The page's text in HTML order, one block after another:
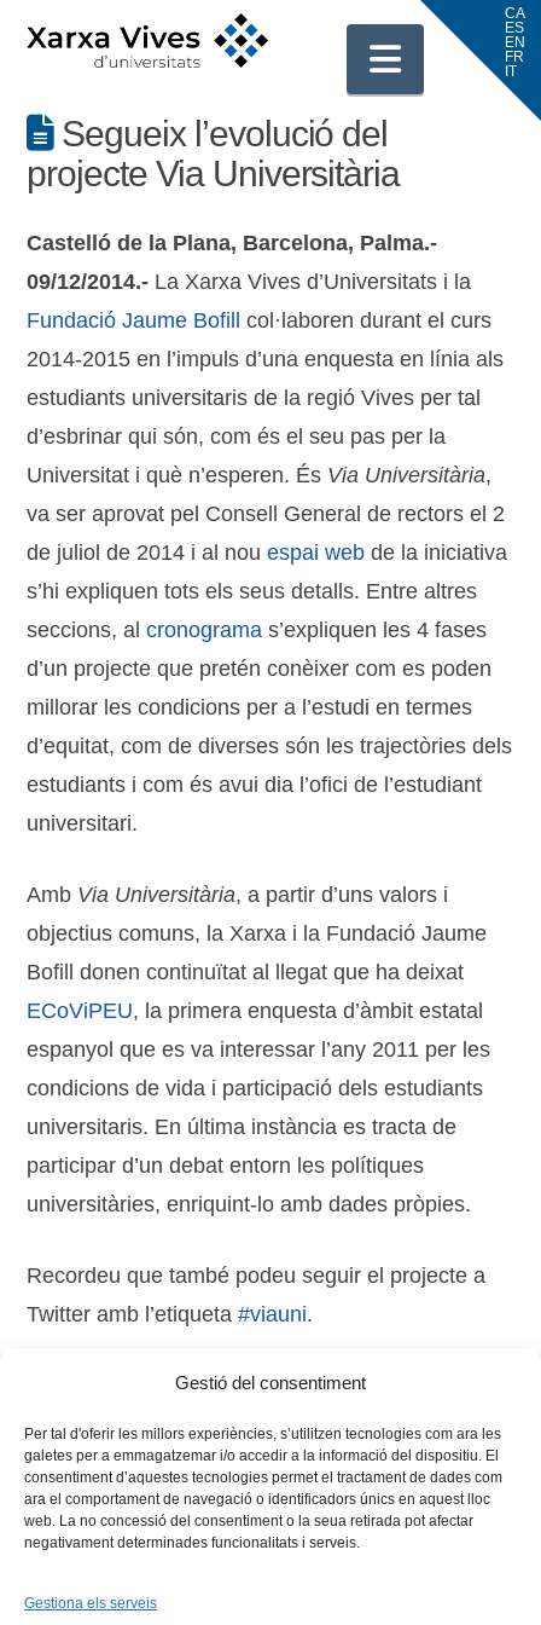
Gestió del consentiment
Per tal d'oferir les millors experiències, s’utilitzen tecnologies com ara les
galetes per a emmagatzemar i/o accedir a la informació del dispositiu. El
consentiment d’aquestes tecnologies permet el tractament de dades com
ara el comportament de navegació o identificadors únics en aquest lloc
web. La no concessió del consentiment o la seua retirada pot afectar
negativament determinades funcionalitats i serveis.
Gestiona els serveis
Segueix l’evolució del
projecte Via Universitària
Castelló de la Plana, Barcelona, Palma.-
09/12/2014.- La Xarxa Vives d’Universitats i la
Fundació Jaume Bofillcol·laboren durant el curs
2014-2015 en l’impuls d’una enquesta en línia als
estudiants universitaris de la regió Vives per tal
d’esbrinar qui són, com és el seu pas per la
Universitat i què n’esperen. És Via Universitària,
va ser aprovat pel Consell General de rectors el 2
de juliol de 2014 i al nouespai web de la iniciativa
s’hi expliquen tots els seus detalls. Entre altres
seccions, alcronograma s’expliquen les 4 fases
d’un projecte que pretén conèixer com es poden
millorar les condicions per a l’estudi en termes
d’equitat, com de diverses són les trajectòries dels
estudiants i com és avui dia l’ofici de l’estudiant
universitari.
Amb Via Universitària, a partir d’uns valors i
objectius comuns, la Xarxa i la Fundació Jaume
Bofill donen continuïtat al llegat que ha deixat
ECoViPEU, la primera enquesta d’àmbit estatal
espanyol que es va interessar l’any 2011 per les
condicions de vida i participació dels estudiants
universitaris. En última instància es tracta de
participar d’un debat entorn les polítiques
universitàries, enriquint-lo amb dades pròpies.
Recordeu que també podeu seguir el projecte a
Twitter amb l’etiqueta#viauni.
estudiantat,Fundació Jaume Bofill